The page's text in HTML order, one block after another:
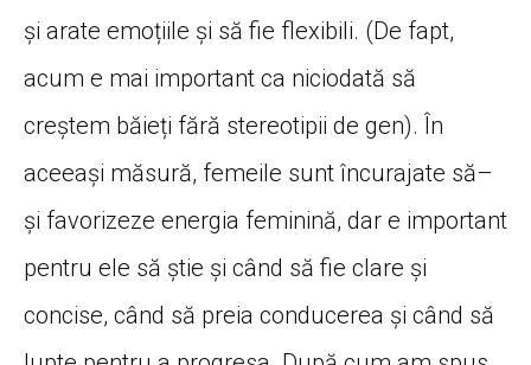
și arate emoțiile și să fie flexibili. (De fapt,
acum e mai important ca niciodată să
creștem băieți fără stereotipii de gen). În
aceeași măsură, femeile sunt încurajate să–
și favorizeze energia feminină, dar e important
pentru ele să știe și când să fie clare și
concise, când să preia conducerea și când să